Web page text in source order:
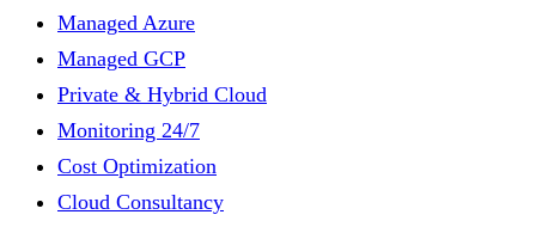
Managed Azure
Managed GCP
Private & Hybrid Cloud
Monitoring 24/7
Cost Optimization
Cloud Consultancy